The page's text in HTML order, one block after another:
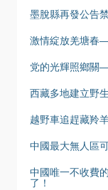
墨脫縣再發公告
激情綻放羌塘春
党的光輝照鄉關
西藏多地建立野
越野車追趕藏羚
中國最大無人區
中國唯一不收費
了！